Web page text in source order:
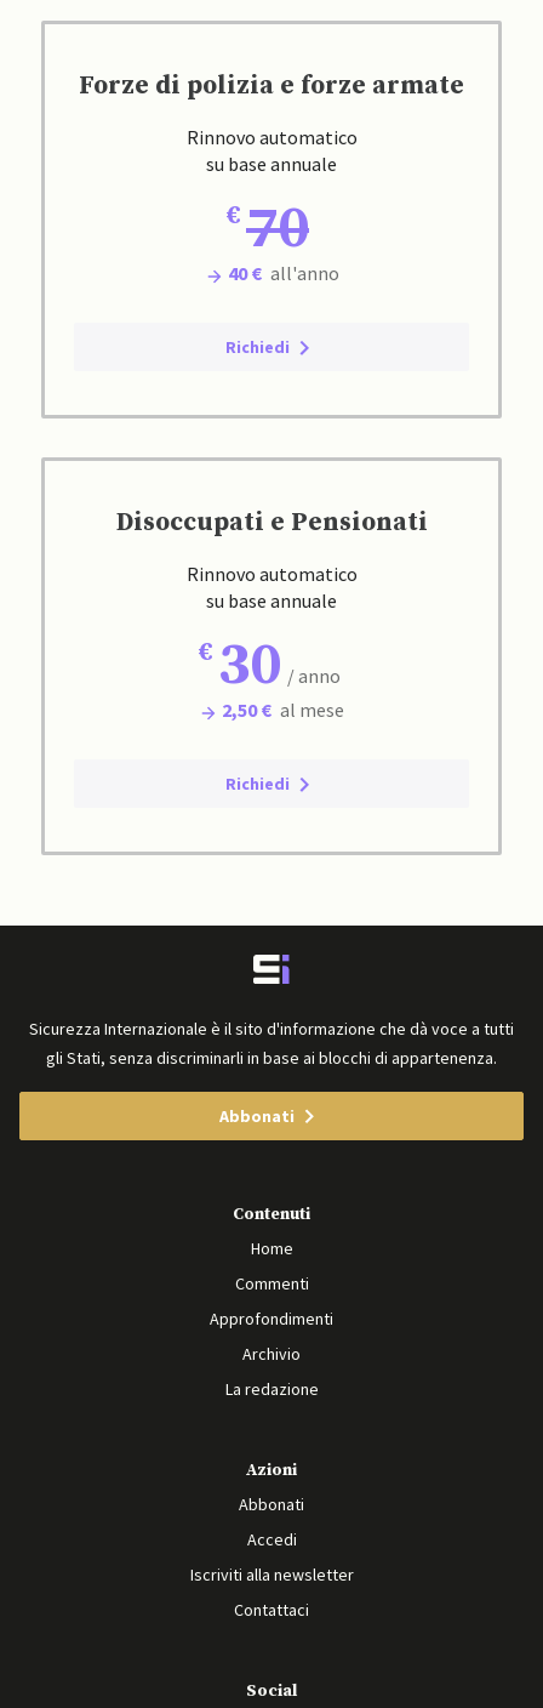
Forze di polizia e forze armate
Rinnovo automatico
su base annuale
70
40 € all'anno
Richiedi
Disoccupati e Pensionati
Rinnovo automatico
su base annuale
30 / anno
2,50 € al mese
Richiedi
Sicurezza Internazionale è il sito d'informazione che dà voce a tutti
gli Stati, senza discriminarli in base ai blocchi di appartenenza.
Abbonati
Contenuti
Home
Commenti
Approfondimenti
Archivio
La redazione
Azioni
Abbonati
Accedi
Iscriviti alla newsletter
Contattaci
Social